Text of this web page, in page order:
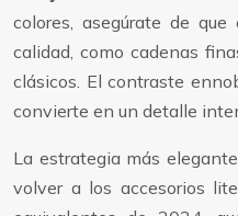
colores, asegúrate de
calidad, como cadenas
clásicos. El contraste
convierte en un detalle
La estrategia más
volver a los accesorios